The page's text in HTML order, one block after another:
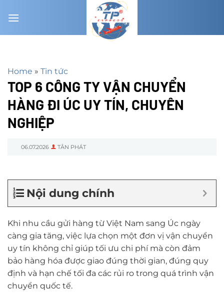
đến
Home » Tin tức
TOP 6 CÔNG TY VẬN CHUYỂN
HÀNG ĐI ÚC UY TÍN, CHUYÊN
NGHIỆP
06.07.2026 TÂN PHÁT
Nội dung chính
Khi nhu cầu gửi hàng từ Việt Nam sang Úc ngày
càng gia tăng, việc lựa chọn một đơn vị vận chuyển
uy tín không chỉ giúp tối ưu chi phí mà còn đảm
bảo hàng hóa được giao đúng thời gian, đúng quy
định và hạn chế tối đa các rủi ro trong quá trình vận
chuyển quốc tế.